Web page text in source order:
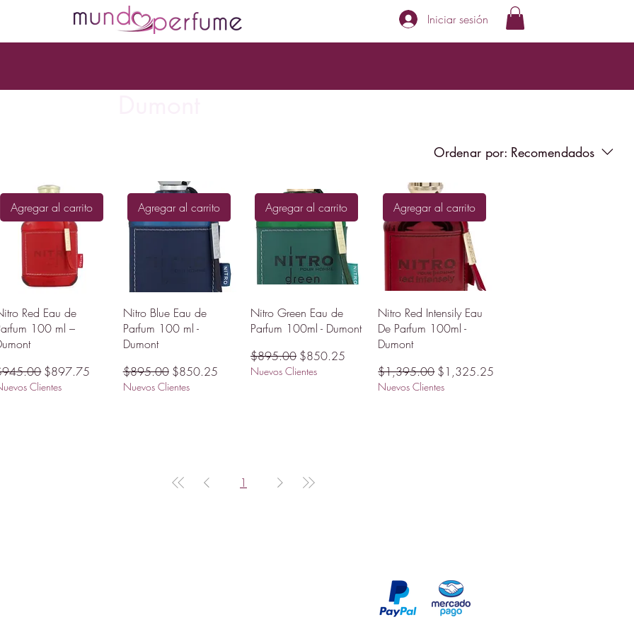
Iniciar sesión
Ordenar por: Recomendados
Agregar al carrito
Red Eau de
100 ml –
Precio de oferta
$897.75
Clientes
Agregar al carrito
Nitro Blue Eau de
Parfum 100 ml -
Dumont
Precio
$895.00 Precio de oferta
$850.25
Nuevos Clientes
Agregar al carrito
Nitro Green Eau de
Parfum 100ml - Dumont
Precio
$895.00 Precio de oferta
$850.25
Nuevos Clientes
Agregar al carrito
Nitro Red Intensily Eau
De Parfum 100ml -
Dumont
Precio
$1,395.00 Precio de oferta
$1,325.25
Nuevos Clientes
1